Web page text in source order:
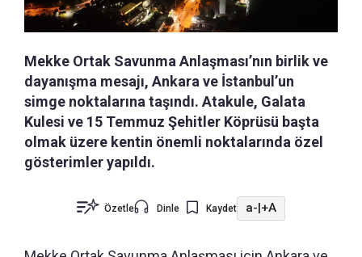
Mekke Ortak Savunma Anlaşması’nın birlik ve
dayanışma mesajı, Ankara ve İstanbul’un
simge noktalarına taşındı. Atakule, Galata
Kulesi ve 15 Temmuz Şehitler Köprüsü başta
olmak üzere kentin önemli noktalarında özel
gösterimler yapıldı.
Özetle Dinle Kaydet a- +A